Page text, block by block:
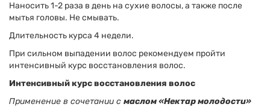
Наносить 1-2 раза в день на сухие волосы, а также после
мытья головы. Не смывать.
Длительность курса 4 недели.
При сильном выпадении волос рекомендуем пройти
интенсивный курс восстановления волос.
Интенсивный курс восстановления волос
Применение в сочетании с маслом «Нектар молодости»